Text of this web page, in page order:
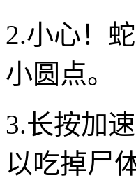
2.小心！
小圆点。
3.长按加
以吃掉尸